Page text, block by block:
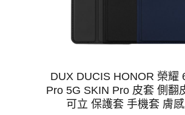
DUX DUCIS HONOR 榮耀
Pro 5G SKIN Pro 皮套 側翻皮套 插卡
可立 保護套 手機套 膚